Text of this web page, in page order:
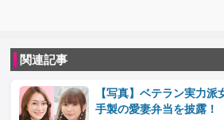
関連記事
【写真】ベテラン実力
手製の愛妻弁当を披露！